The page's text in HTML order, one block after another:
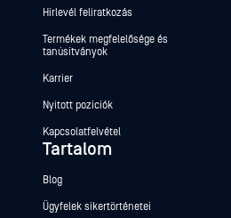
Hírlevél feliratkozás
Termékek megfelelősége és
tanúsítványok
Karrier
Nyitott pozíciók
Kapcsolatfelvétel
Tartalom
Blog
Ügyfelek sikertörténetei